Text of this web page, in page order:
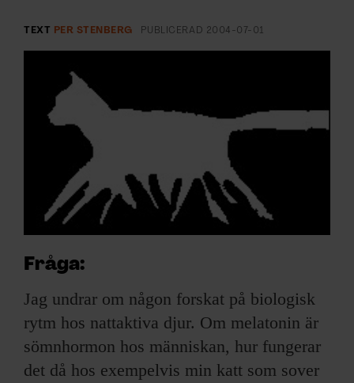
KONTAKTA F&F
SKRIV I F&F
PRENUMERERA PÅ F&F
ANNONSERA I F&F
OM F&F
TEXT PER STENBERG PUBLICERAD 2004-07-01
Fråga:
Jag undrar om någon forskat på biologisk
rytm hos nattaktiva djur. Om melatonin är
sömnhormon hos människan, hur fungerar
det då hos exempelvis min katt som sover